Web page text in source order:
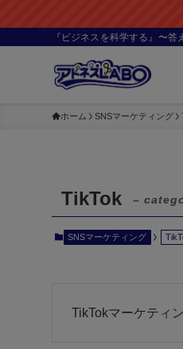
『ビジネスを科学する』〜
ホーム SNSマーケティング
TikTok –
SNSマーケティング
TikTokマーケティ